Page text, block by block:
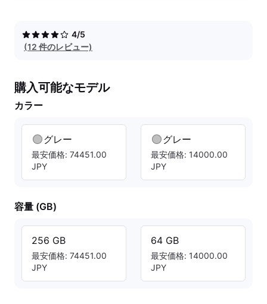
4/5
(12 件のレビュー)
購入可能なモデル
カラー
グレー
最安価格: 74451.00
JPY
グレー
最安価格: 14000.00
JPY
容量 (GB)
256 GB
最安価格: 74451.00
JPY
64 GB
最安価格: 14000.00
JPY